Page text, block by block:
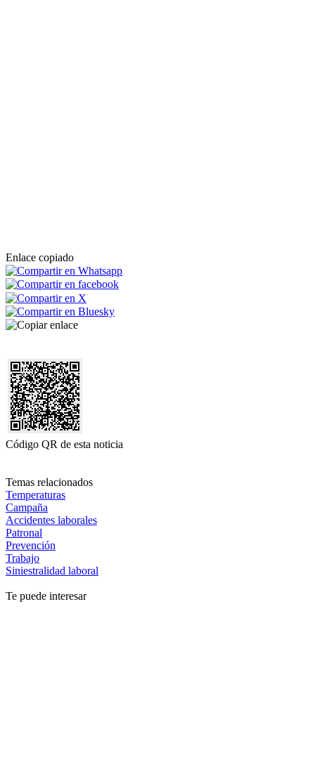
Enlace copiado
Código QR de esta noticia
Temas relacionados
Temperaturas
Campaña
Accidentes laborales
Patronal
Prevención
Trabajo
Siniestralidad laboral
Te puede interesar